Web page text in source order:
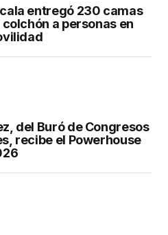
entregó 230 camas
a personas en
del Buró de Congresos
recibe el Powerhouse